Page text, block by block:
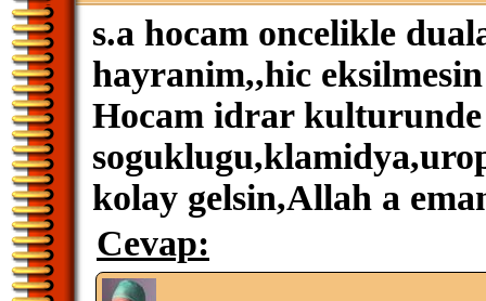
s.a hocam oncelikle
hayranim,,hic
Hocam idrar
kolay gelsin,Allah a
Cevap: